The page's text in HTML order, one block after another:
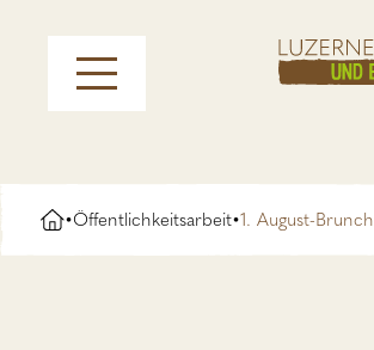
•Öffentlichkeitsarbeit•1. August-Brunch